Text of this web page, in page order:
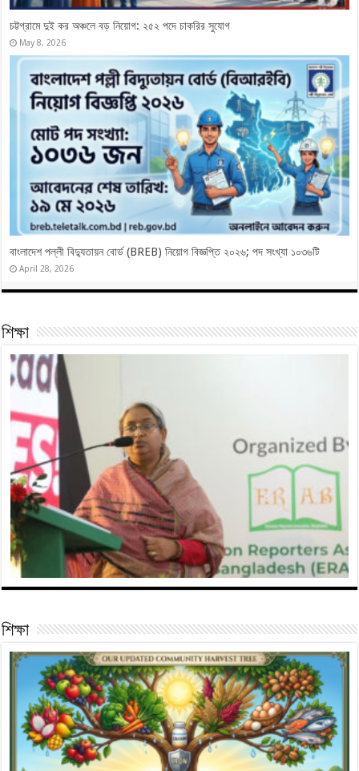
চট্টগ্রামে দুই কর অঞ্চলে বড় নিয়োগ: ২৫২ পদে চাকরির সুযোগ
May 8, 2026
বাংলাদেশ পল্লী বিদ্যুতায়ন বোর্ড (BREB) নিয়োগ বিজ্ঞপ্তি ২০২৬; পদ সংখ্যা ১০৩৬টি
April 28, 2026
শিক্ষা
শিক্ষা